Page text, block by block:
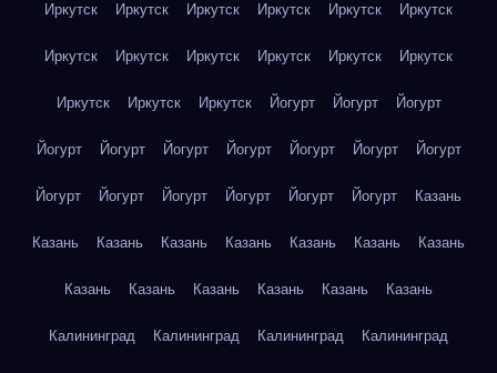
Иркутск Иркутск Иркутск Иркутск Иркутск Иркутск
Иркутск Иркутск Иркутск Иркутск Иркутск Иркутск
Иркутск Иркутск Иркутск Йогурт Йогурт Йогурт
Йогурт Йогурт Йогурт Йогурт Йогурт Йогурт Йогурт
Йогурт Йогурт Йогурт Йогурт Йогурт Йогурт Казань
Казань Казань Казань Казань Казань Казань Казань
Казань Казань Казань Казань Казань Казань
Калининград Калининград Калининград Калининград